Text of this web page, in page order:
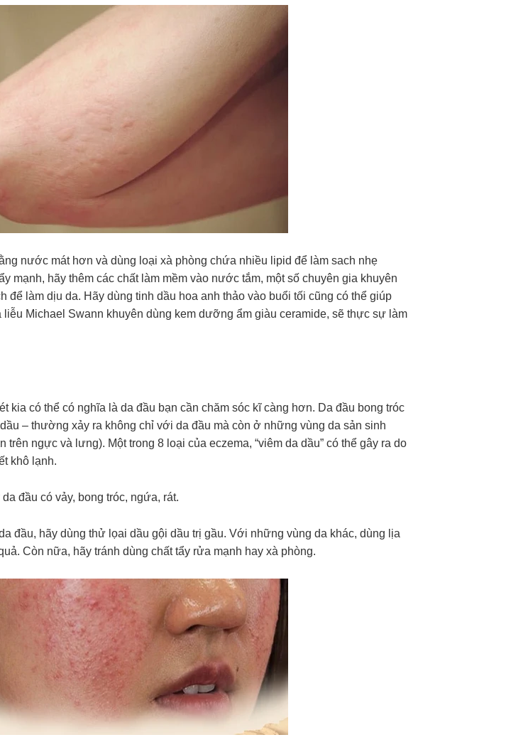
nước mát hơn và dùng loại xà phòng chứa nhiều lipid để làm sach nhẹ
mạnh, hãy thêm các chất làm mềm vào nước tắm, một số chuyên gia khuyên
để làm dịu da. Hãy dùng tinh dầu hoa anh thảo vào buổi tối cũng có thể giúp
Michael Swann khuyên dùng kem dưỡng ẩm giàu ceramide, sẽ thực sự làm
kia có thể có nghĩa là da đầu bạn cần chăm sóc kĩ càng hơn. Da đầu bong tróc
– thường xảy ra không chỉ với da đầu mà còn ở những vùng da sản sinh
trên ngực và lưng). Một trong 8 loại của eczema, “viêm da dầu” có thể gây ra do
khô lạnh.
đầu có vảy, bong tróc, ngứa, rát.
đầu, hãy dùng thử lọai dầu gội dầu trị gầu. Với những vùng da khác, dùng lịa
Còn nữa, hãy tránh dùng chất tẩy rửa mạnh hay xà phòng.